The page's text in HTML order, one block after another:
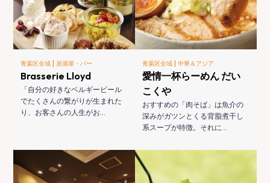
青葉区全域 | 居酒屋・バー
Brasserie Lloyd
「自分の好きなベルギービール
でたくさんの繋がりが生まれた
り、お客さんの人生がお…
青葉区全域 | 中華＆アジア
愛情一杯らーめん だい
こくや
おすすめの「肉そば」は魚介の
深みがガツンとくる背脂煮干し
系スープが特徴。それに…